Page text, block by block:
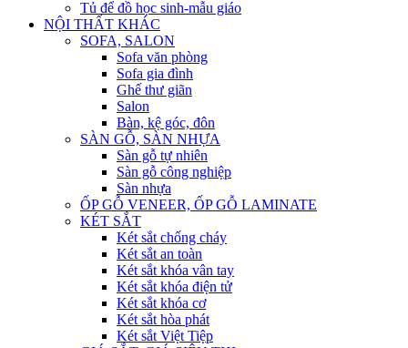
Tủ để đồ học sinh-mẫu giáo
NỘI THẤT KHÁC
SOFA, SALON
Sofa văn phòng
Sofa gia đình
Ghế thư giãn
Salon
Bàn, kệ góc, đôn
SÀN GỖ, SÀN NHỰA
Sàn gỗ tự nhiên
Sàn gỗ công nghiệp
Sàn nhựa
ỐP GỖ VENEER, ỐP GỖ LAMINATE
KÉT SẮT
Két sắt chống cháy
Két sắt an toàn
Két sắt khóa vân tay
Két sắt khóa điện tử
Két sắt khóa cơ
Két sắt hòa phát
Két sắt Việt Tiệp